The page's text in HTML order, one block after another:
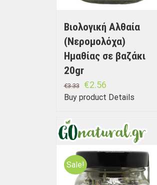
Βιολογική Αλθαία
(Νερομολόχα)
Ημαθίας σε βαζάκι
20gr
€3.33 €2.56
Buy product Details
Sale!